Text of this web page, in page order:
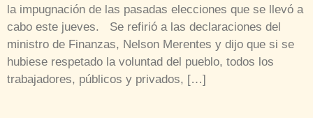
la impugnación de las pasadas elecciones que se llevó a
cabo este jueves. Se refirió a las declaraciones del
ministro de Finanzas, Nelson Merentes y dijo que si se
hubiese respetado la voluntad del pueblo, todos los
trabajadores, públicos y privados, […]